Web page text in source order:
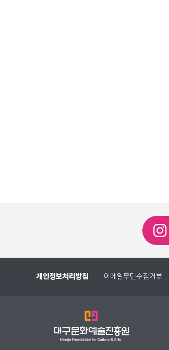
개인정보처리방침 이메일무단수집거부